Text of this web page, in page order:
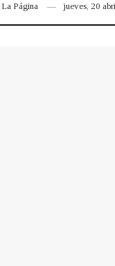
Página jueves, 20